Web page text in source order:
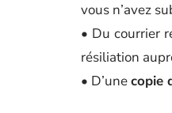
vous n’avez
• Du courrier
résiliation
• D’unecopie